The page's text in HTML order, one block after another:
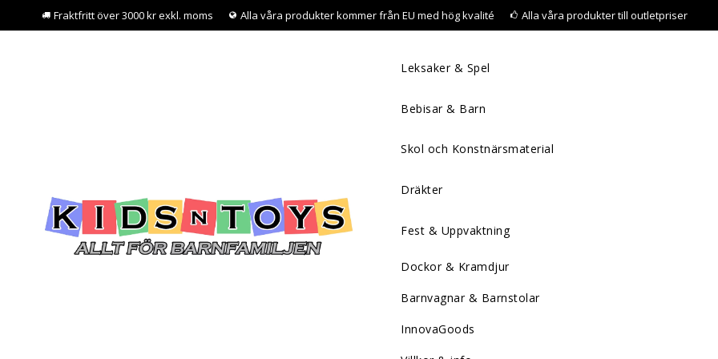
Fraktfritt över 3000 kr exkl. moms Alla våra produkter kommer från EU med hög kvalité Alla våra produkter till outletpriser
Leksaker & Spel
Bebisar & Barn
Skol och Konstnärsmaterial
Dräkter
Fest & Uppvaktning
Dockor & Kramdjur
Barnvagnar & Barnstolar
InnovaGoods